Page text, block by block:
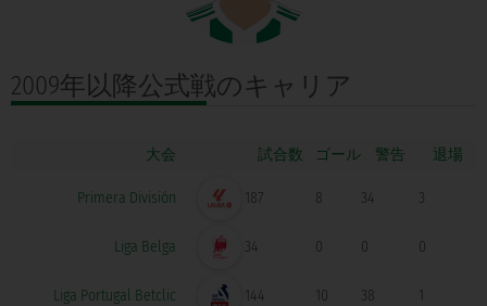
2009年以降公式戦のキャリア
大会 ゴール
Primera División 187 8 34 3
Liga Belga 34 0 0 0
Liga Portugal Betclic 144 10 38 1